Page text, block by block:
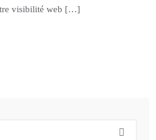
visibilité web […]